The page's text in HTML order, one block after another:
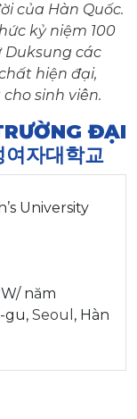
của Hàn Quốc.
kỷ niệm 100
các
hiện đại,
sinh viên.
ĐẠI
자대학교
University
năm
gu, Seoul , Hàn